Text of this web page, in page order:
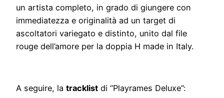
un artista completo, in grado di giungere con
immediatezza e originalità ad un target di
ascoltatori variegato e distinto, unito dal file
rouge dell’amore per la doppia H made in Italy.
A seguire, la tracklist di “Playrames Deluxe”: